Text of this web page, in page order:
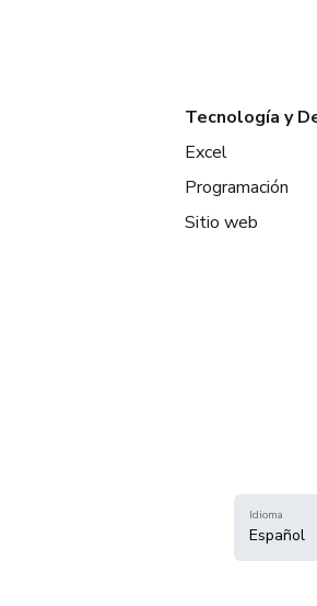
Tecnología y
Excel
Programación
Sitio web
Idioma
Español